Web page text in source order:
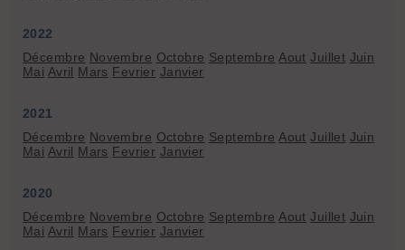
2022
Décembre Novembre Octobre Septembre Aout Juillet Juin
Mai Avril Mars Fevrier Janvier
2021
Décembre Novembre Octobre Septembre Aout Juillet Juin
Mai Avril Mars Fevrier Janvier
2020
Décembre Novembre Octobre Septembre Aout Juillet Juin
Mai Avril Mars Fevrier Janvier